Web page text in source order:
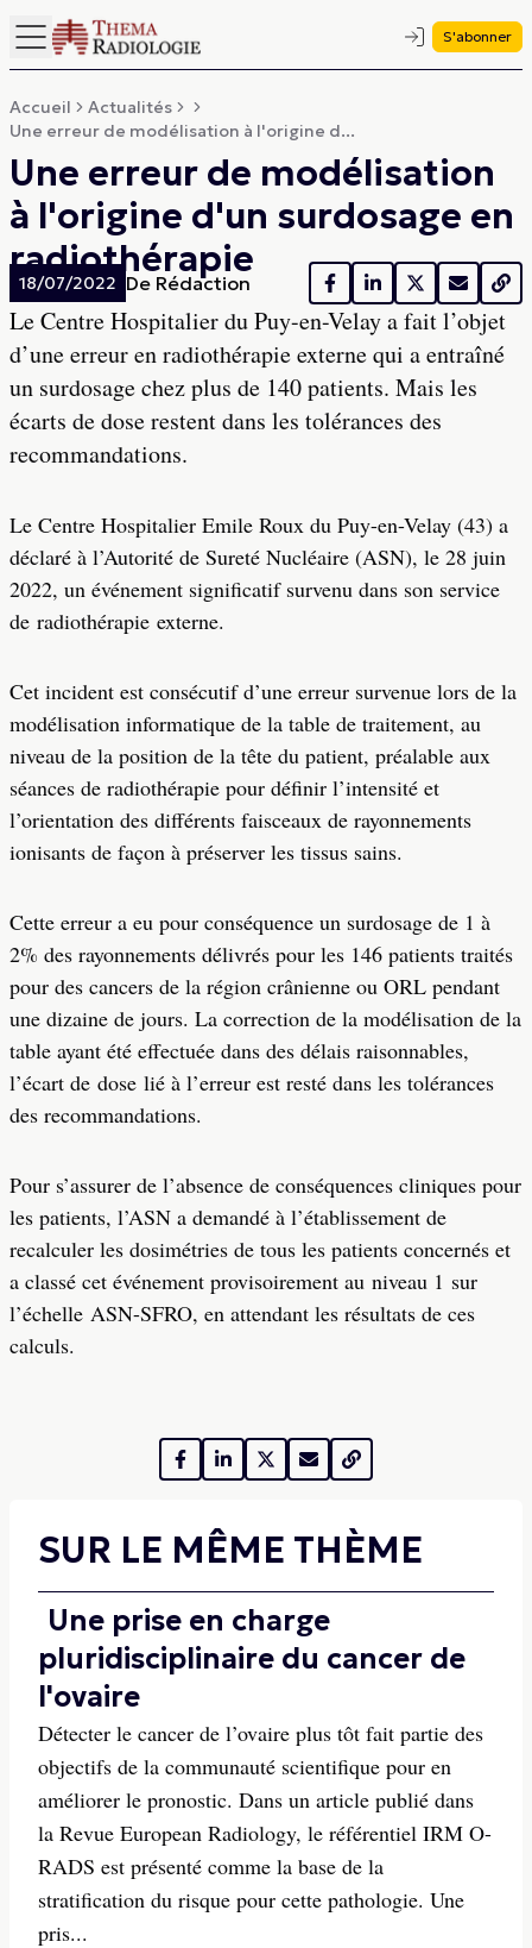
S'abonner
Accueil
Actualités
Une erreur de modélisation à l'origine d...
Une erreur de modélisation
à l'origine d'un surdosage en
radiothérapie
18/07/2022 De Rédaction
Le Centre Hospitalier du Puy-en-Velay a fait l’objet
d’une erreur en radiothérapie externe qui a entraîné
un surdosage chez plus de 140 patients. Mais les
écarts de dose restent dans les tolérances des
recommandations.
Le Centre Hospitalier Emile Roux du Puy-en-Velay (43) a
déclaré à l’Autorité de Sureté Nucléaire (ASN), le 28 juin
2022, un événement significatif survenu dans son service
de radiothérapie externe.
Cet incident est consécutif d’une erreur survenue lors de la
modélisation informatique de la table de traitement, au
niveau de la position de la tête du patient, préalable aux
séances de radiothérapie pour définir l’intensité et
l’orientation des différents faisceaux de rayonnements
ionisants de façon à préserver les tissus sains.
Cette erreur a eu pour conséquence un surdosage de 1 à
2% des rayonnements délivrés pour les 146 patients traités
pour des cancers de la région crânienne ou ORL pendant
une dizaine de jours. La correction de la modélisation de la
table ayant été effectuée dans des délais raisonnables,
l’écart de dose lié à l’erreur est resté dans les tolérances
des recommandations.
Pour s’assurer de l’absence de conséquences cliniques pour
les patients, l’ASN a demandé à l’établissement de
recalculer les dosimétries de tous les patients concernés et
a classé cet événement provisoirement au niveau 1 sur
l’échelle ASN-SFRO, en attendant les résultats de ces
calculs.
SUR LE MÊME THÈME
Une prise en charge
pluridisciplinaire du cancer de
l'ovaire
Détecter le cancer de l’ovaire plus tôt fait partie des
objectifs de la communauté scientifique pour en
améliorer le pronostic. Dans un article publié dans
la Revue European Radiology, le référentiel IRM O-
RADS est présenté comme la base de la
stratification du risque pour cette pathologie. Une
pris...